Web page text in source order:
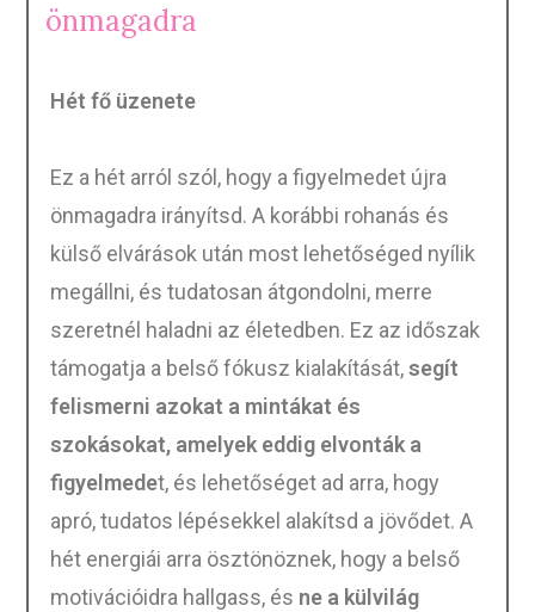
önmagadra
Hét fő üzenete
Ez a hét arról szól, hogy a figyelmedet újra
önmagadra irányítsd. A korábbi rohanás és
külső elvárások után most lehetőséged nyílik
megállni, és tudatosan átgondolni, merre
szeretnél haladni az életedben. Ez az időszak
támogatja a belső fókusz kialakítását,segít
felismerni azokat a mintákat és
szokásokat, amelyek eddig elvonták a
figyelmedet, és lehetőséget ad arra, hogy
apró, tudatos lépésekkel alakítsd a jövődet. A
hét energiái arra ösztönöznek, hogy a belső
motivációidra hallgass, és ne a külvilág